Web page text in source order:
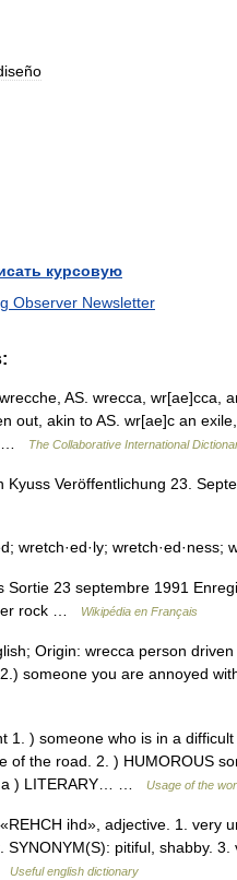
курсовую
Observer Newsletter
AS. wrecca, wr[ae]cca,
out, akin to AS. wr[ae]c an
…
The Collaborative International
Veröffentlichung 23.
wretch·ed·ly; wretch·ed·ness;
23 septembre 1991
rock …
Wikipédia en Français
Origin: wrecca person
someone you are annoyed
1. ) someone who is in a
of the road. 2. ) HUMOROUS
a ) LITERARY… …
Usage of the
ihd», adjective. 1. very
pitiful, shabby.
Useful english dictionary